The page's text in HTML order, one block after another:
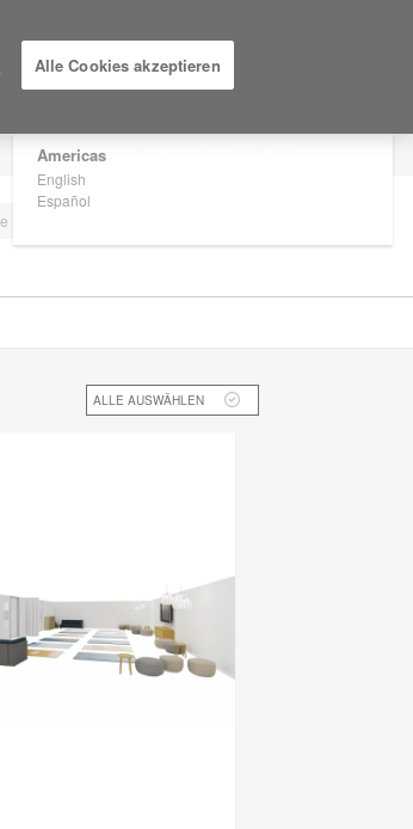
Are you in United States?
Americas
English
Español
ALLE AUSWÄHLEN
Alle Cookies akzeptieren